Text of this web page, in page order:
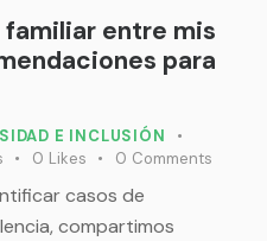
entre mis
para
E INCLUSIÓN
0 Likes 0 Comments
casos de
compartimos